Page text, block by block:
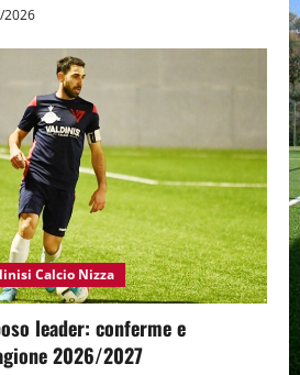
2026
Calcio Nizza
leader: conferme e
2026/2027